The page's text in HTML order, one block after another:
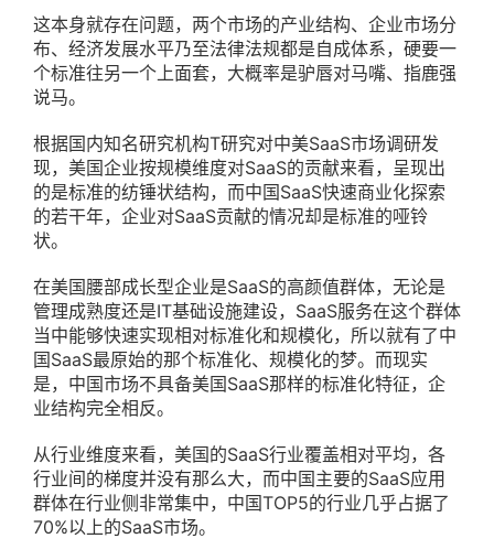
这本身就存在问题，两个市场的产业结构、企业市场分
布、经济发展水平乃至法律法规都是自成体系，硬要一
个标准往另一个上面套，大概率是驴唇对马嘴、指鹿强
说马。
根据国内知名研究机构T研究对中美SaaS市场调研发
现，美国企业按规模维度对SaaS的贡献来看，呈现出
的是标准的纺锤状结构，而中国SaaS快速商业化探索
的若干年，企业对SaaS贡献的情况却是标准的哑铃
状。
在美国腰部成长型企业是SaaS的高颜值群体，无论是
管理成熟度还是IT基础设施建设，SaaS服务在这个群体
当中能够快速实现相对标准化和规模化，所以就有了中
国SaaS最原始的那个标准化、规模化的梦。而现实
是，中国市场不具备美国SaaS那样的标准化特征，企
业结构完全相反。
从行业维度来看，美国的SaaS行业覆盖相对平均，各
行业间的梯度并没有那么大，而中国主要的SaaS应用
群体在行业侧非常集中，中国TOP5的行业几乎占据了
70%以上的SaaS市场。